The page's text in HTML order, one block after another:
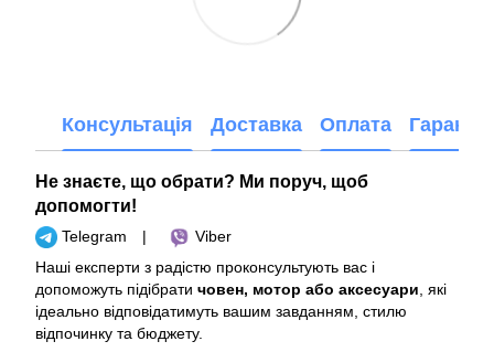
Консультація Доставка Оплата Гарантія
Не знаєте, що обрати? Ми поруч, щоб
допомогти!
Telegram |
Viber
Наші експерти з радістю проконсультують вас і
допоможуть підібрати човен, мотор або аксесуари, які
ідеально відповідатимуть вашим завданням, стилю
відпочинку та бюджету.